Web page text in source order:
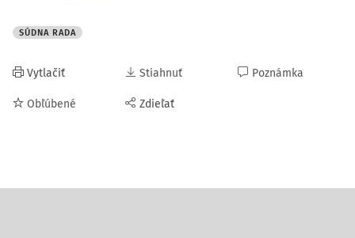
SÚDNA RADA
Vytlačiť
Obľúbené
Stiahnuť
Zdieľať
Poznámka